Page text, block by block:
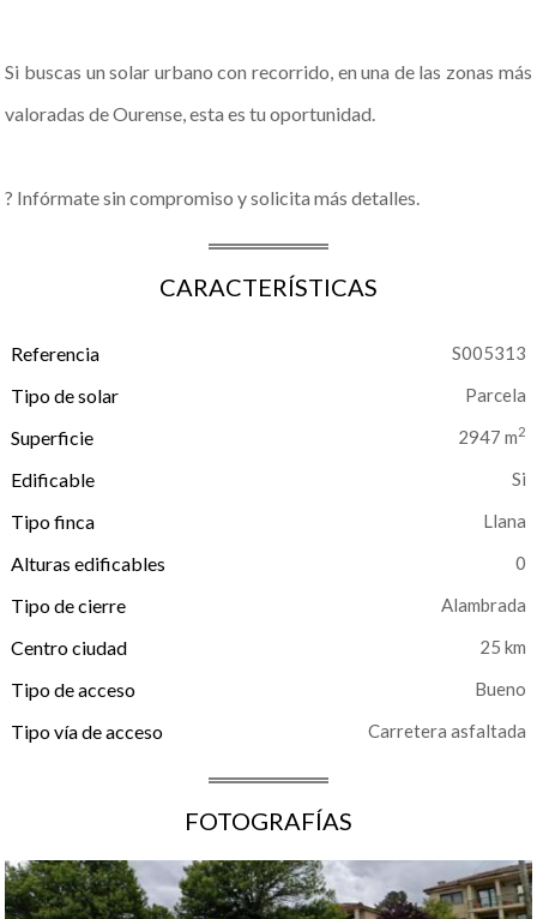
Si buscas un solar urbano con recorrido, en una de las zonas más
valoradas de Ourense, esta es tu oportunidad.
? Infórmate sin compromiso y solicita más detalles.
CARACTERÍSTICAS
Referencia S005313
Tipo de solar Parcela
Superficie 2947 m2
Edificable
Tipo finca
Llana
Alturas edificables 0
Tipo de cierre Alambrada
Centro ciudad 25 km
Tipo de acceso Bueno
Tipo vía de acceso Carretera asfaltada
FOTOGRAFÍAS